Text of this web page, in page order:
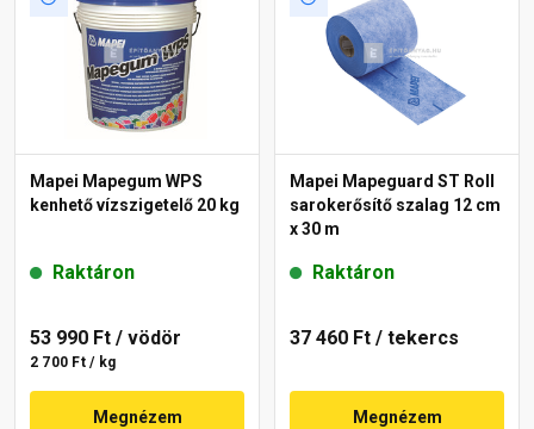
Mapei Mapegum WPS
kenhető vízszigetelő 20 kg
Raktáron
53 990 Ft / vödör
2 700 Ft / kg
Megnézem
Mapei Mapeguard ST Roll
sarokerősítő szalag 12 cm
x 30 m
Raktáron
37 460 Ft / tekercs
Megnézem